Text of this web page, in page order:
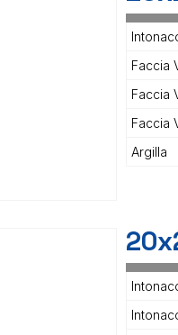
Faccia
Faccia
Faccia
Argilla